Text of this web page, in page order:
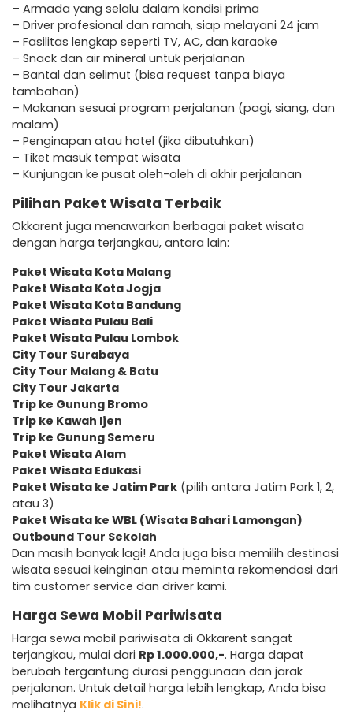
– Armada yang selalu dalam kondisi prima
– Driver profesional dan ramah, siap melayani 24 jam
– Fasilitas lengkap seperti TV, AC, dan karaoke
– Snack dan air mineral untuk perjalanan
– Bantal dan selimut (bisa request tanpa biaya
tambahan)
– Makanan sesuai program perjalanan (pagi, siang, dan
malam)
– Penginapan atau hotel (jika dibutuhkan)
– Tiket masuk tempat wisata
– Kunjungan ke pusat oleh-oleh di akhir perjalanan
Pilihan Paket Wisata Terbaik
Okkarent juga menawarkan berbagai paket wisata
dengan harga terjangkau, antara lain:
Paket Wisata Kota Malang
Paket Wisata Kota Jogja
Paket Wisata Kota Bandung
Paket Wisata Pulau Bali
Paket Wisata Pulau Lombok
City Tour Surabaya
City Tour Malang & Batu
City Tour Jakarta
Trip ke Gunung Bromo
Trip ke Kawah Ijen
Trip ke Gunung Semeru
Paket Wisata Alam
Paket Wisata Edukasi
Paket Wisata ke Jatim Park (pilih antara Jatim Park 1, 2,
atau 3)
Paket Wisata ke WBL (Wisata Bahari Lamongan)
Outbound Tour Sekolah
Dan masih banyak lagi! Anda juga bisa memilih destinasi
wisata sesuai keinginan atau meminta rekomendasi dari
tim customer service dan driver kami.
Harga Sewa Mobil Pariwisata
Harga sewa mobil pariwisata di Okkarent sangat
terjangkau, mulai dari Rp 1.000.000,-. Harga dapat
berubah tergantung durasi penggunaan dan jarak
perjalanan. Untuk detail harga lebih lengkap, Anda bisa
melihatnya Klik di Sini!.